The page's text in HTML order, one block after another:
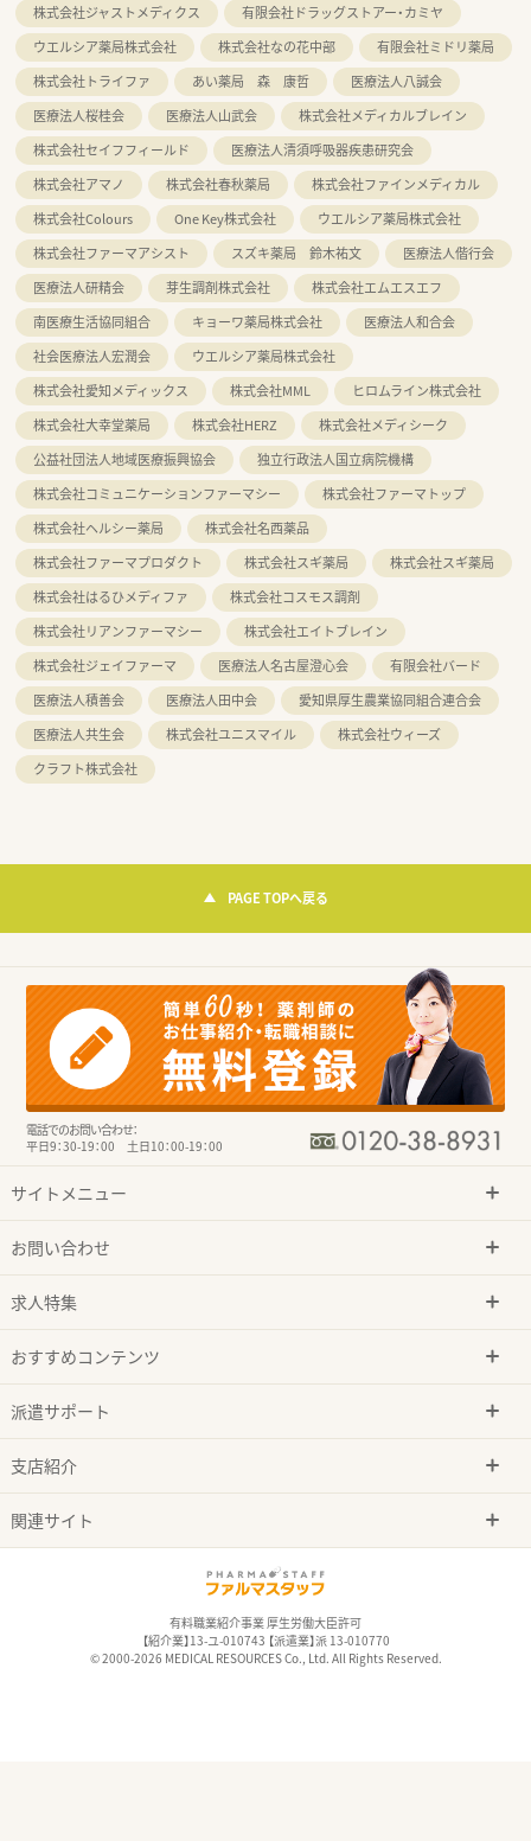
株式会社ジャストメディクス
有限会社ドラッグストアー・カミヤ
ウエルシア薬局株式会社
株式会社なの花中部
有限会社ミドリ薬局
株式会社トライファ
あい薬局 森 康哲
医療法人八誠会
医療法人桜桂会
医療法人山武会
株式会社メディカルブレイン
株式会社セイフフィールド
医療法人清須呼吸器疾患研究会
株式会社アマノ
株式会社春秋薬局
株式会社ファインメディカル
株式会社Colours
One Key株式会社
ウエルシア薬局株式会社
株式会社ファーマアシスト
スズキ薬局 鈴木祐文
医療法人偕行会
医療法人研精会
芽生調剤株式会社
株式会社エムエスエフ
南医療生活協同組合
キョーワ薬局株式会社
医療法人和合会
社会医療法人宏潤会
ウエルシア薬局株式会社
株式会社愛知メディックス
株式会社MML
ヒロムライン株式会社
株式会社大幸堂薬局
株式会社HERZ
株式会社メディシーク
公益社団法人地域医療振興協会
独立行政法人国立病院機構
株式会社コミュニケーションファーマシー
株式会社ファーマトップ
株式会社ヘルシー薬局
株式会社名西薬品
株式会社ファーマプロダクト
株式会社スギ薬局
株式会社スギ薬局
株式会社はるひメディファ
株式会社コスモス調剤
株式会社リアンファーマシー
株式会社エイトブレイン
株式会社ジェイファーマ
医療法人名古屋澄心会
有限会社バード
医療法人積善会
医療法人田中会
愛知県厚生農業協同組合連合会
医療法人共生会
株式会社ユニスマイル
株式会社ウィーズ
クラフト株式会社
PAGE TOPへ戻る
電話でのお問い合わせ：
平日9：30-19：00 土日10：00-19：00
サイトメニュー
お問い合わせ
求人特集
おすすめコンテンツ
派遣サポート
支店紹介
関連サイト
有料職業紹介事業 厚生労働大臣許可
【紹介業】13-ユ-010743 【派遣業】派 13-010770
© 2000-2026 MEDICAL RESOURCES Co., Ltd. All Rights Reserved.